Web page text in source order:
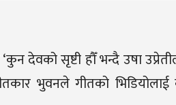
देवको सृष्टी हौँ भन्दै उषा
भुवनले गीतको